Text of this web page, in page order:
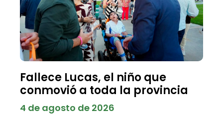
Fallece Lucas, el niño que
conmovió a toda la provincia
4 de agosto de 2026